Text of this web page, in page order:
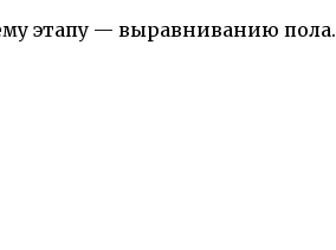
этапу — выравниванию пола.